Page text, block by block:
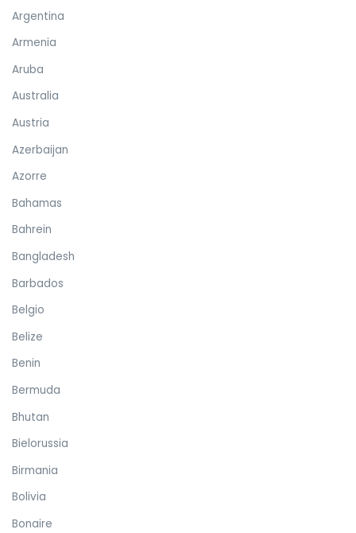
Argentina
Armenia
Aruba
Australia
Austria
Azerbaijan
Azorre
Bahamas
Bahrein
Bangladesh
Barbados
Belgio
Belize
Benin
Bermuda
Bhutan
Bielorussia
Birmania
Bolivia
Bonaire